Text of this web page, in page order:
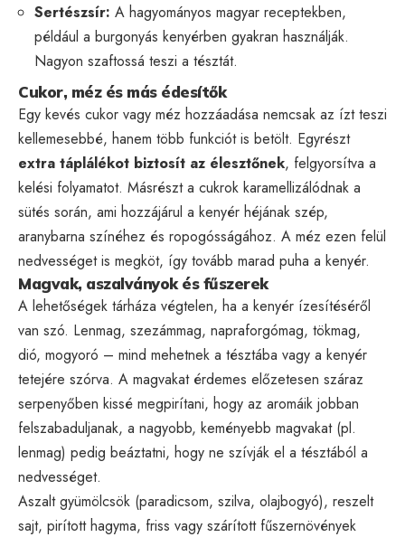
Sertészsír: A hagyományos magyar receptekben,
például a burgonyás kenyérben gyakran használják.
Nagyon szaftossá teszi a tésztát.
Cukor, méz és más édesítők
Egy kevés cukor vagy méz hozzáadása nemcsak az ízt teszi
kellemesebbé, hanem több funkciót is betölt. Egyrészt
extra táplálékot biztosít az élesztőnek, felgyorsítva a
kelési folyamatot. Másrészt a cukrok karamellizálódnak a
sütés során, ami hozzájárul a kenyér héjának szép,
aranybarna színéhez és ropogósságához. A méz ezen felül
nedvességet is megköt, így tovább marad puha a kenyér.
Magvak, aszalványok és fűszerek
A lehetőségek tárháza végtelen, ha a kenyér ízesítéséről
van szó. Lenmag, szezámmag, napraforgómag, tökmag,
dió, mogyoró – mind mehetnek a tésztába vagy a kenyér
tetejére szórva. A magvakat érdemes előzetesen száraz
serpenyőben kissé megpirítani, hogy az aromáik jobban
felszabaduljanak, a nagyobb, keményebb magvakat (pl.
lenmag) pedig beáztatni, hogy ne szívják el a tésztából a
nedvességet.
Aszalt gyümölcsök (paradicsom, szilva, olajbogyó), reszelt
sajt, pirított hagyma, friss vagy szárított fűszernövények